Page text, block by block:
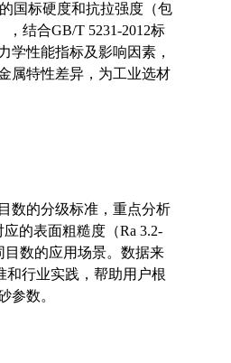
国标硬度和抗拉强度（包
，结合GB/T 5231-2012标
学性能指标及影响因素，
属特性差异，为工业选材
数的分级标准，重点分析
的表面粗糙度（Ra 3.2-
目数的应用场景。数据来
和行业实践，帮助用户根
参数。